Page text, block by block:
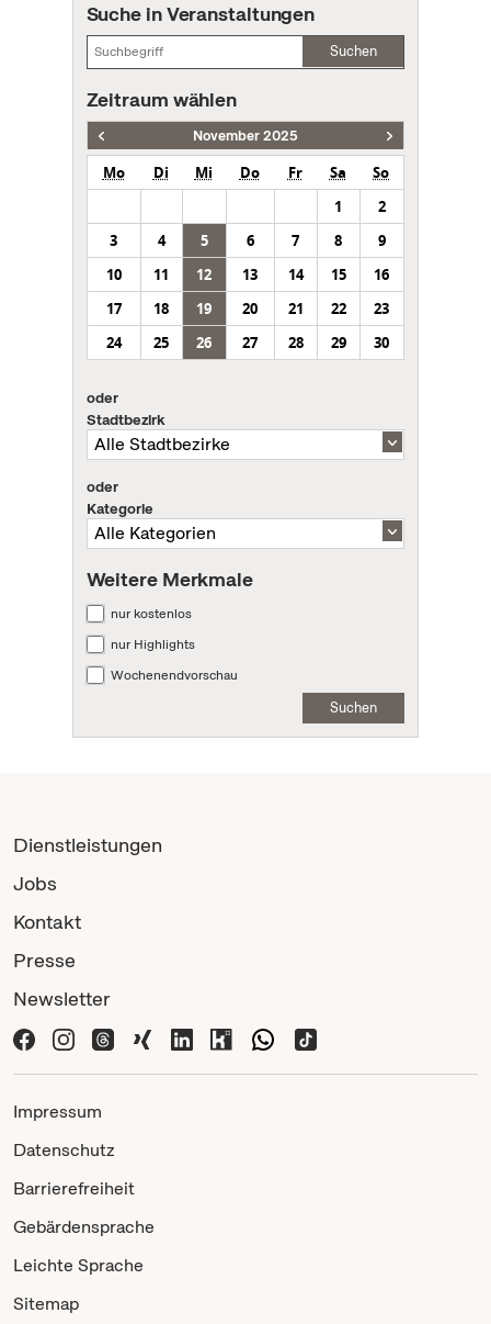
Suche in Veranstaltungen
Suchen
Zeitraum wählen
November 2025
Mo Di Mi Do Fr Sa
So
1
2
3
4 5 6 7 8
9
10
11 12 13 14 15
16
17
18 19 20 21 22
23
24
25 26 27 28 29 30
oder
Stadtbezirk
oder
Kategorie
Weitere Merkmale
nur kostenlos
nur Highlights
Wochenendvorschau
Suchen
Dienstleistungen
Jobs
Kontakt
Presse
Newsletter
Impressum
Datenschutz
Barrierefreiheit
Gebärdensprache
Leichte Sprache
Sitemap